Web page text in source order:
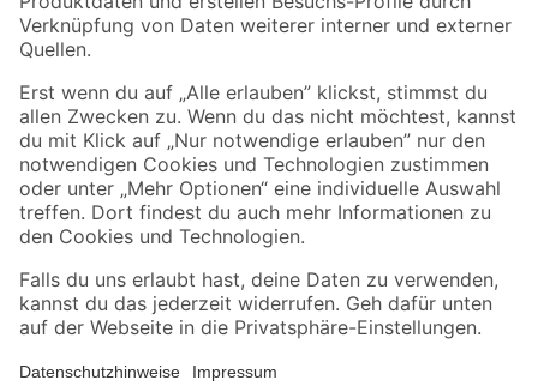
Sicher einkaufen
Jetzt die toom-App herunterladen
Alle Preisangaben in EUR inkl. gesetzl. MwSt.. Die dargestellten Angebote sind unter
Umständen nicht in allen Märkten verfügbar. Die angegebenen Verfügbarkeiten beziehen
Produkte nur solange der Vorrat reicht.
*Paketversand ab 59 € versandkostenfrei, gilt nicht für Artikel mit Speditionsversand, hier